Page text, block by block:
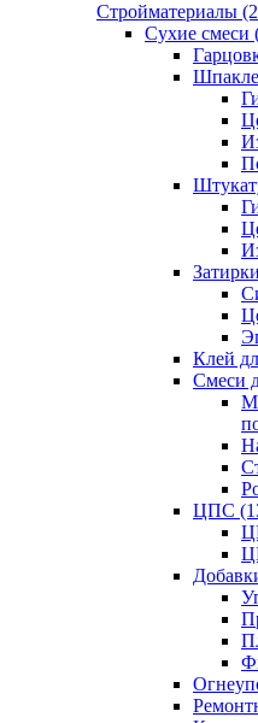
Стройматериалы
Сухие смеси
Клей
Смеси
ЦПС